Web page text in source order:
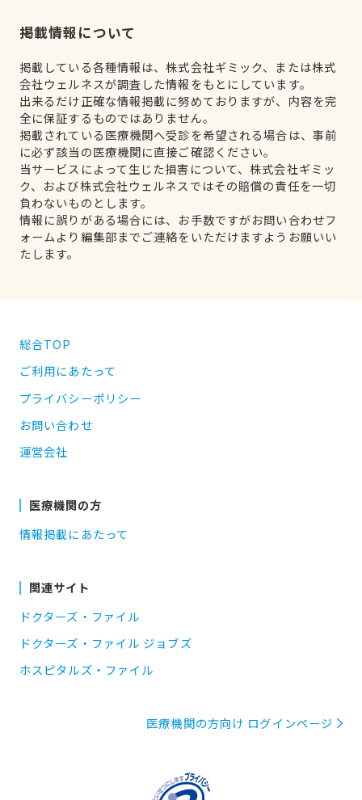
掲載情報について
掲載している各種情報は、株式会社ギミック、または株式
会社ウェルネスが調査した情報をもとにしています。
出来るだけ正確な情報掲載に努めておりますが、内容を完
全に保証するものではありません。
掲載されている医療機関へ受診を希望される場合は、事前
に必ず該当の医療機関に直接ご確認ください。
当サービスによって生じた損害について、株式会社ギミッ
ク、および株式会社ウェルネスではその賠償の責任を一切
負わないものとします。
情報に誤りがある場合には、お手数ですがお問い合わせフ
ォームより編集部までご連絡をいただけますようお願いい
たします。
総合TOP
ご利用にあたって
プライバシーポリシー
お問い合わせ
運営会社
医療機関の方
情報掲載にあたって
関連サイト
ドクターズ・ファイル
ドクターズ・ファイル ジョブズ
ホスピタルズ・ファイル
医療機関の方向け ログインページ